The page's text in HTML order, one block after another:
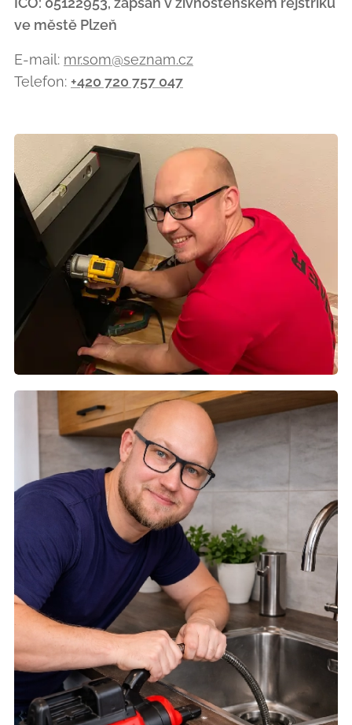
ve městě Plzeň
E-mail: mr.som@seznam.cz
Telefon: +420 720 757 047